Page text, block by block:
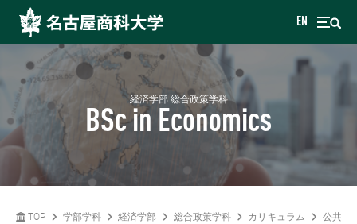
EN
経済学部 総合政策学科
BSc in Economics
TOP 学部学科 経済学部 総合政策学科 カリキュラム 公共サ